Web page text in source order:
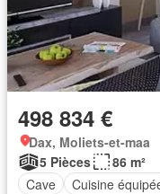
498 834 €
Dax, Moliets-et-maa
5 Pièces
86 m²
Cave
Cuisine